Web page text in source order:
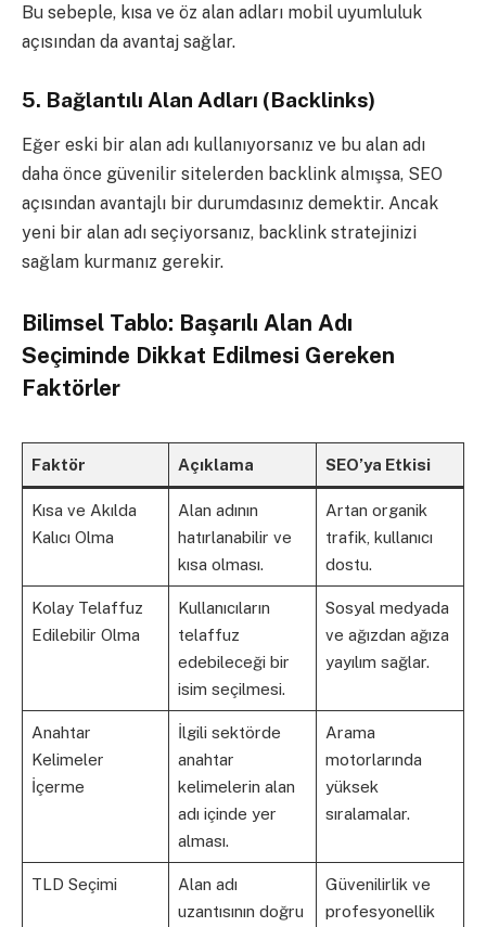
Bu sebeple, kısa ve öz alan adları mobil uyumluluk
açısından da avantaj sağlar.
5. Bağlantılı Alan Adları (Backlinks)
Eğer eski bir alan adı kullanıyorsanız ve bu alan adı
daha önce güvenilir sitelerden backlink almışsa, SEO
açısından avantajlı bir durumdasınız demektir. Ancak
yeni bir alan adı seçiyorsanız, backlink stratejinizi
sağlam kurmanız gerekir.
Bilimsel Tablo: Başarılı Alan Adı
Seçiminde Dikkat Edilmesi Gereken
Faktörler
Faktör Açıklama SEO’ya Etkisi
Kısa ve Akılda
Kalıcı Olma
Alan adının
hatırlanabilir ve
kısa olması.
Artan organik
trafik, kullanıcı
dostu.
Kolay Telaffuz
Edilebilir Olma
Kullanıcıların
telaffuz
edebileceği bir
isim seçilmesi.
Sosyal medyada
ve ağızdan ağıza
yayılım sağlar.
Anahtar
Kelimeler
İçerme
İlgili sektörde
anahtar
kelimelerin alan
adı içinde yer
alması.
Arama
motorlarında
yüksek
sıralamalar.
TLD Seçimi
Alan adı
uzantısının doğru
Güvenilirlik ve
profesyonellik